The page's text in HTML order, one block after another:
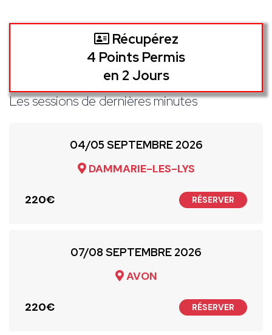
Récupérez
4 Points Permis
en 2 Jours
Les sessions de dernières minutes
04/05 SEPTEMBRE 2026
DAMMARIE-LES-LYS
220€ RÉSERVER
07/08 SEPTEMBRE 2026
AVON
220€ RÉSERVER